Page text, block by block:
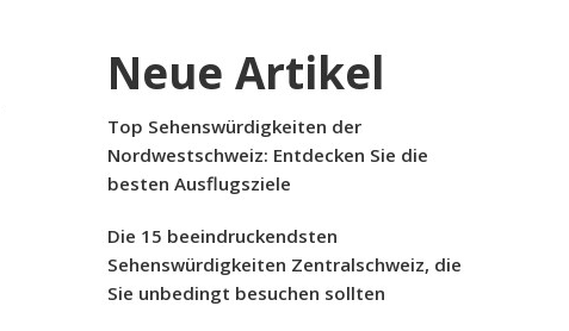
Neue Artikel
Top Sehenswürdigkeiten der
Nordwestschweiz: Entdecken Sie die
besten Ausflugsziele
Die 15 beeindruckendsten
Sehenswürdigkeiten Zentralschweiz, die
Sie unbedingt besuchen sollten